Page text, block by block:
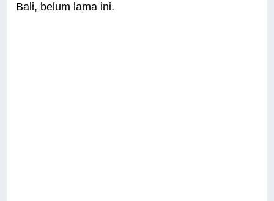
Bali, belum lama ini.